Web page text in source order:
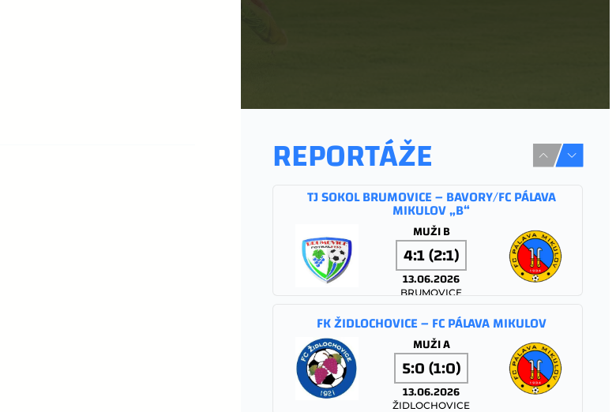
REPORTÁŽE
TJ SOKOL BRUMOVICE – BAVORY/FC PÁLAVA
MIKULOV „B“
MUŽI B
4:1 (2:1)
13.06.2026
BRUMOVICE
FK ŽIDLOCHOVICE – FC PÁLAVA MIKULOV
MUŽI A
5:0 (1:0)
13.06.2026
ŽIDLOCHOVICE